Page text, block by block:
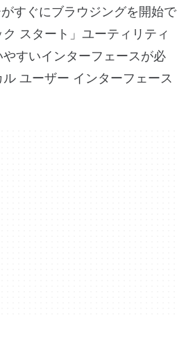
すぐにブラウジングを開始で
スタート」ユーティリティ
すいインターフェースが必
ユーザー インターフェース